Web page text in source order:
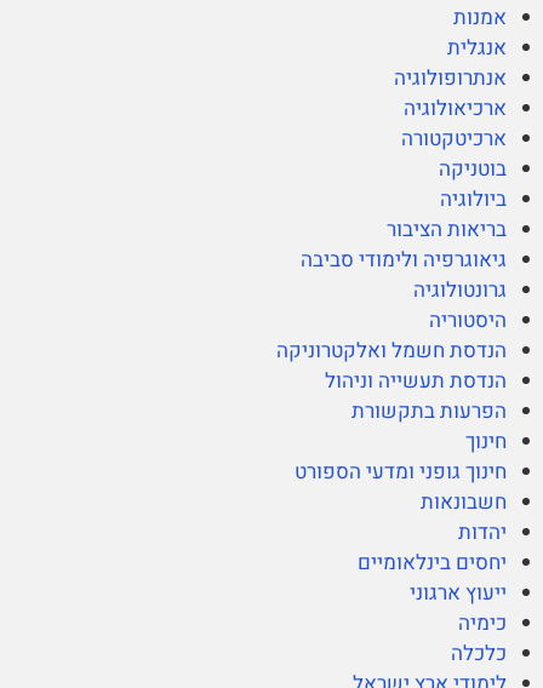
אמנות
אנגלית
אנתרופולוגיה
ארכיאולוגיה
ארכיטקטורה
בוטניקה
ביולוגיה
בריאות הציבור
גיאוגרפיה ולימודי סביבה
גרונטולוגיה
היסטוריה
הנדסת חשמל ואלקטרוניקה
הנדסת תעשייה וניהול
הפרעות בתקשורת
חינוך
חינוך גופני ומדעי הספורט
חשבונאות
יהדות
יחסים בינלאומיים
ייעוץ ארגוני
כימיה
כלכלה